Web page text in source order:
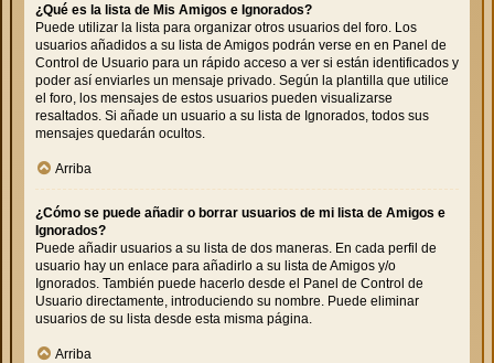
¿Qué es la lista de Mis Amigos e Ignorados?
Puede utilizar la lista para organizar otros usuarios del foro. Los
usuarios añadidos a su lista de Amigos podrán verse en en Panel de
Control de Usuario para un rápido acceso a ver si están identificados y
poder así enviarles un mensaje privado. Según la plantilla que utilice
el foro, los mensajes de estos usuarios pueden visualizarse
resaltados. Si añade un usuario a su lista de Ignorados, todos sus
mensajes quedarán ocultos.
Arriba
¿Cómo se puede añadir o borrar usuarios de mi lista de Amigos e
Ignorados?
Puede añadir usuarios a su lista de dos maneras. En cada perfil de
usuario hay un enlace para añadirlo a su lista de Amigos y/o
Ignorados. También puede hacerlo desde el Panel de Control de
Usuario directamente, introduciendo su nombre. Puede eliminar
usuarios de su lista desde esta misma página.
Arriba